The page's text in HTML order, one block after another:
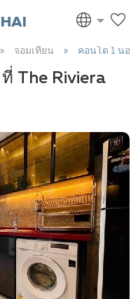
จอมเทียน คอนโด 1 นอ
The Riviera